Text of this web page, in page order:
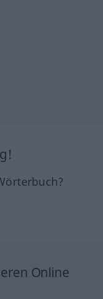
Online